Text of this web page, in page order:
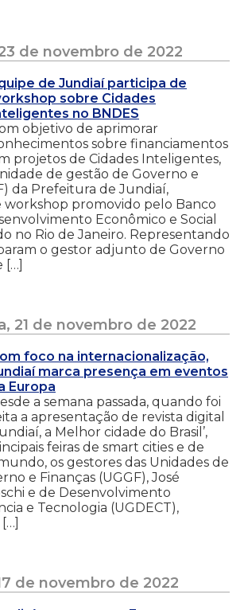
de novembro de 2022
de Jundiaí participa de
sobre Cidades
no BNDES
objetivo de aprimorar
sobre financiamentos
projetos de Cidades Inteligentes,
de gestão de Governo e
da Prefeitura de Jundiaí,
workshop promovido pelo Banco
Econômico e Social
no Rio de Janeiro. Representando
o gestor adjunto de Governo
[…]
21 de novembro de 2022
foco na internacionalização,
marca presença em eventos
Europa
a semana passada, quando foi
a apresentação de revista digital
a Melhor cidade do Brasil’,
feiras de smart cities e de
os gestores das Unidades de
e Finanças (UGGF), José
e de Desenvolvimento
e Tecnologia (UGDECT),
de novembro de 2022